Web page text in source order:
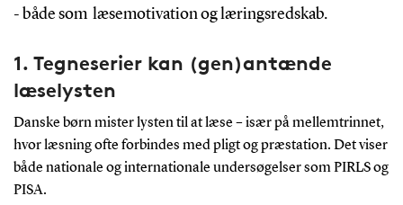
- både som læsemotivation og læringsredskab.
1. Tegneserier kan (gen)antænde
læselysten
Danske børn mister lysten til at læse – især på mellemtrinnet,
hvor læsning ofte forbindes med pligt og præstation. Det viser
både nationale og internationale undersøgelser som PIRLS og
PISA.